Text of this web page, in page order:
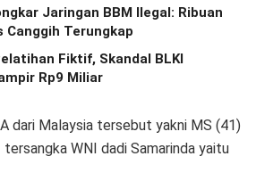
Jaringan BBM Ilegal: Ribuan
Canggih Terungkap
Fiktif, Skandal BLKI
Rp9 Miliar
dari Malaysia tersebut yakni MS (41)
tersangka WNI dadi Samarinda yaitu